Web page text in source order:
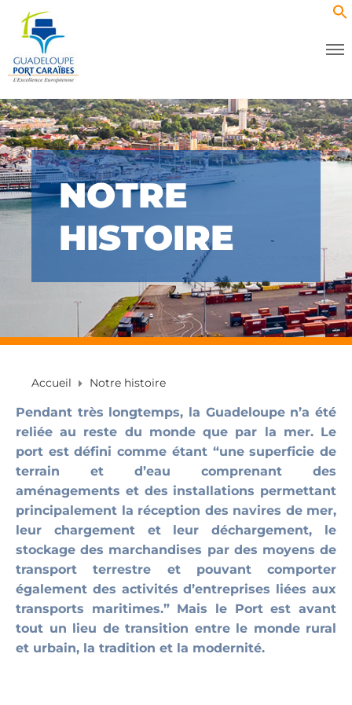
NOTRE
HISTOIRE
Accueil Notre histoire
Pendant très longtemps, la Guadeloupe n’a été
reliée au reste du monde que par la mer. Le
port est défini comme étant “une superficie de
terrain et d’eau comprenant des
aménagements et des installations permettant
principalement la réception des navires de mer,
leur chargement et leur déchargement, le
stockage des marchandises par des moyens de
transport terrestre et pouvant comporter
également des activités d’entreprises liées aux
transports maritimes.” Mais le Port est avant
tout un lieu de transition entre le monde rural
et urbain, la tradition et la modernité.